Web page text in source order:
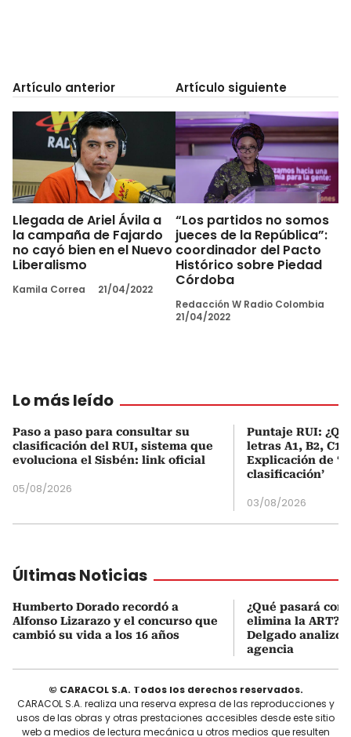
Artículo anterior
Llegada de Ariel Ávila a
la campaña de Fajardo
no cayó bien en el Nuevo
Liberalismo
Kamila Correa 21/04/2022
Artículo siguiente
“Los partidos no somos
jueces de la República”:
coordinador del Pacto
Histórico sobre Piedad
Córdoba
Redacción W Radio Colombia
21/04/2022
Lo más leído
Paso a paso para consultar su
clasificación del RUI, sistema que
evoluciona el Sisbén: link oficial
05/08/2026
Puntaje RUI:
letras A1, B2, C1
Explicación de
clasificación’
03/08/2026
Últimas Noticias
Humberto Dorado recordó a
Alfonso Lizarazo y el concurso que
cambió su vida a los 16 años
¿Qué pasará con
elimina la ART?
Delgado analizó
agencia
© CARACOL S.A. Todos los derechos reservados.
CARACOL S.A. realiza una reserva expresa de las reproducciones y
usos de las obras y otras prestaciones accesibles desde este sitio
web a medios de lectura mecánica u otros medios que resulten